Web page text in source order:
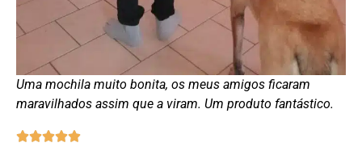
Uma mochila muito bonita, os meus amigos ficaram
maravilhados assim que a viram. Um produto fantástico.